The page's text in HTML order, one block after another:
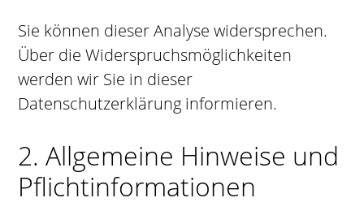
Sie können dieser Analyse widersprechen.
Über die Widerspruchsmöglichkeiten
werden wir Sie in dieser
Datenschutzerklärung informieren.
2. Allgemeine Hinweise und
Pflichtinformationen